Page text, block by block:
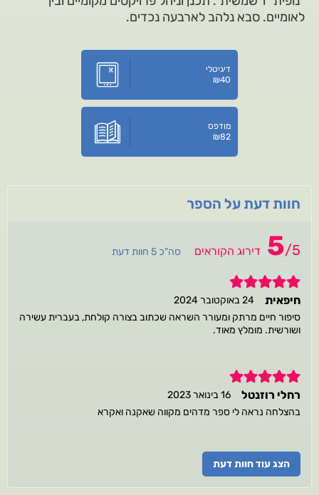
לאומיים. סבא נלהב לארבעה נכדים.
דיגיטלי
₪40
מודפס
₪82
חוות דעת על הספר
5/5 דירוג הקוראים סה"כ 5 חוות דעת
5
חיפאית
24 באוקטובר 2024
סיפור חיים מרתק ומעורר השראה שכתוב בצורה קולחת, בעברית עשירה
ושורשית. מומלץ מאוד.
5
רחלי רוזנטל
16 בינואר 2023
בהצלחה נראה לי ספר מדהים מקווה שאקנה ואקרא
הצג עוד חוות דעת